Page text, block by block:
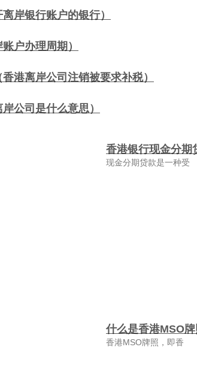
岸银行账户的银行）
户办理周期）
港离岸公司注销被要求补税）
公司是什么意思）
香港银行现金分期
现金分期贷款是一种受
什么是香港MSO牌
香港MSO牌照，即香